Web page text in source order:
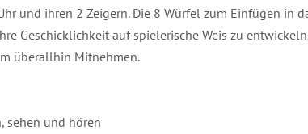
und ihren 2 Zeigern. Die 8 Würfel zum Einfügen in
Geschicklichkeit auf spielerische Weis zu entwickeln.
überallhin Mitnehmen.
sehen und hören